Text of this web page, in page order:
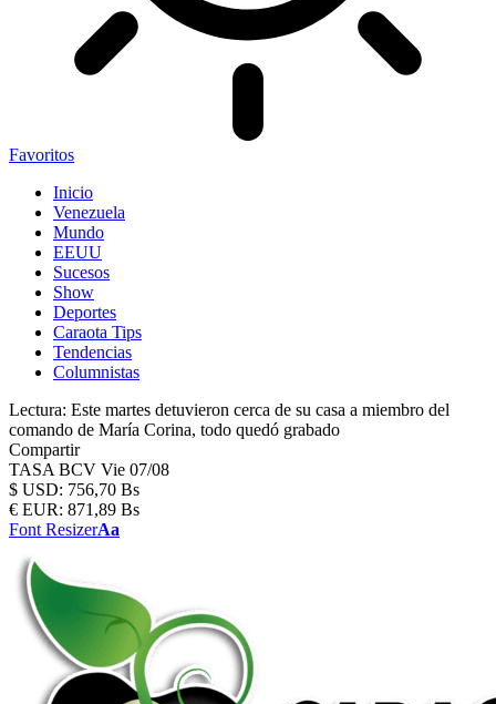
Favoritos
Inicio
Venezuela
Mundo
EEUU
Sucesos
Show
Deportes
Caraota Tips
Tendencias
Columnistas
Lectura: Este martes detuvieron cerca de su casa a miembro del
comando de María Corina, todo quedó grabado
Compartir
TASA BCV Vie 07/08
$ USD: 756,70 Bs
€ EUR: 871,89 Bs
Font ResizerAa